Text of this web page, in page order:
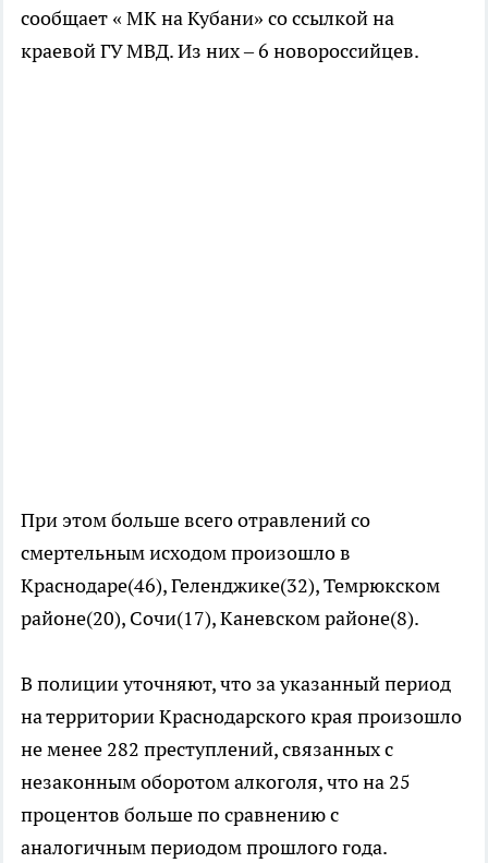
сообщает « МК на Кубани» со ссылкой на
краевой ГУ МВД. Из них – 6 новороссийцев.
При этом больше всего отравлений со
смертельным исходом произошло в
Краснодаре(46), Геленджике(32), Темрюкском
районе(20), Сочи(17), Каневском районе(8).
В полиции уточняют, что за указанный период
на территории Краснодарского края произошло
не менее 282 преступлений, связанных с
незаконным оборотом алкоголя, что на 25
процентов больше по сравнению с
аналогичным периодом прошлого года.